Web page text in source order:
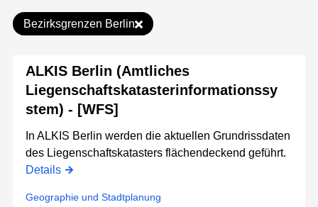
Bezirksgrenzen Berlin
ALKIS Berlin (Amtliches
Liegenschaftskatasterinformationssy
stem) - [WFS]
In ALKIS Berlin werden die aktuellen Grundrissdaten
des Liegenschaftskatasters flächendeckend geführt.
Details
Geographie und Stadtplanung